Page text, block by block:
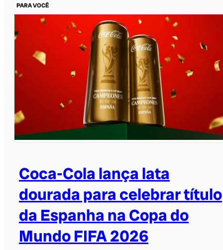
PARA VOCÊ
Coca-Cola lança lata
dourada para celebrar título
da Espanha na Copa do
Mundo FIFA 2026